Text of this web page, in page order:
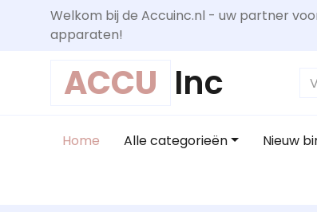
Welkom bij de Accuinc.nl - uw partner
apparaten!
ACCU Inc
Home Alle categorieën Nieuw